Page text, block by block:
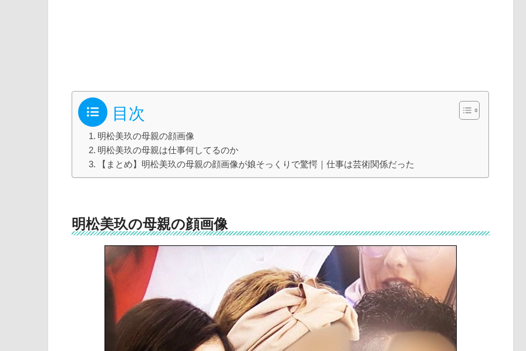
目次
明松美玖の母親の顔画像
明松美玖の母親は仕事何してるのか
【まとめ】明松美玖の母親の顔画像が娘そっくりで驚愕｜仕事は芸術関係だった
明松美玖の母親の顔画像